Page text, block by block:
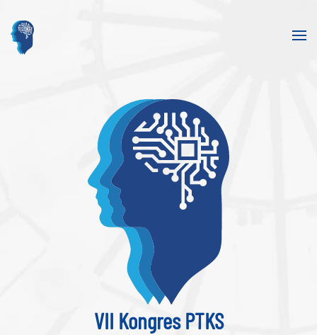
Skip to main content
VII Kongres PTKS